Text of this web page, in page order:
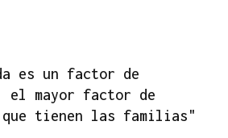
es un factor de
el mayor factor de
que tienen las familias"